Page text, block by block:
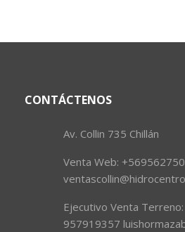
CONTÁCTENOS
Av. Collin 735 Chillán
Venta Web:
Ejecutivo Venta
957919357